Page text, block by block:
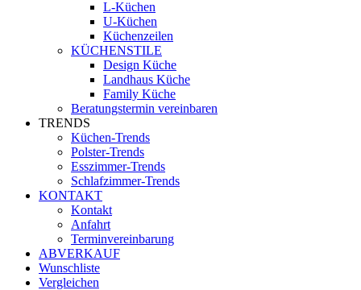
L-Küchen
U-Küchen
Küchenzeilen
KÜCHENSTILE
Design Küche
Landhaus Küche
Family Küche
Beratungstermin vereinbaren
TRENDS
Küchen-Trends
Polster-Trends
Esszimmer-Trends
Schlafzimmer-Trends
KONTAKT
Kontakt
Anfahrt
Terminvereinbarung
ABVERKAUF
Wunschliste
Vergleichen